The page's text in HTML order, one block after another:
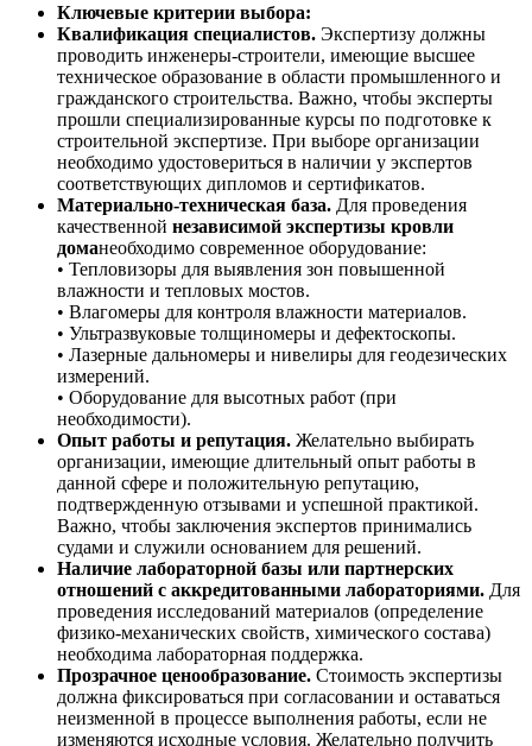
Ключевые критерии выбора:
Квалификация специалистов. Экспертизу должны
проводить инженеры-строители, имеющие высшее
техническое образование в области промышленного и
гражданского строительства. Важно, чтобы эксперты
прошли специализированные курсы по подготовке к
строительной экспертизе. При выборе организации
необходимо удостовериться в наличии у экспертов
соответствующих дипломов и сертификатов.
Материально-техническая база. Для проведения
качественной независимой экспертизы кровли
доманеобходимо современное оборудование:
• Тепловизоры для выявления зон повышенной
влажности и тепловых мостов.
• Влагомеры для контроля влажности материалов.
• Ультразвуковые толщиномеры и дефектоскопы.
• Лазерные дальномеры и нивелиры для геодезических
измерений.
• Оборудование для высотных работ (при
необходимости).
Опыт работы и репутация. Желательно выбирать
организации, имеющие длительный опыт работы в
данной сфере и положительную репутацию,
подтвержденную отзывами и успешной практикой.
Важно, чтобы заключения экспертов принимались
судами и служили основанием для решений.
Наличие лабораторной базы или партнерских
отношений с аккредитованными лабораториями. Для
проведения исследований материалов (определение
физико-механических свойств, химического состава)
необходима лабораторная поддержка.
Прозрачное ценообразование. Стоимость экспертизы
должна фиксироваться при согласовании и оставаться
неизменной в процессе выполнения работы, если не
изменяются исходные условия. Желательно получить